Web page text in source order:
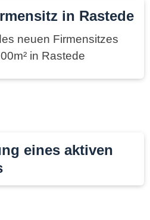
in Rastede
neuen Firmensitzes
in Rastede
eines aktiven